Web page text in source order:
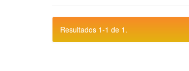
Resultados 1-1 de 1.